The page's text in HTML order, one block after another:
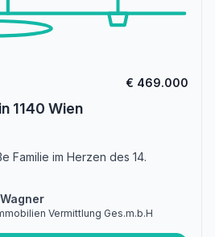
€ 469.000
1140 Wien
Familie im Herzen des 14.
Vermittlung Ges.m.b.H